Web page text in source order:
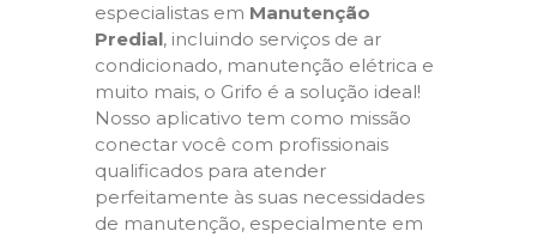
especialistas em Manutenção
Predial, incluindo serviços de ar
condicionado, manutenção elétrica e
muito mais, o Grifo é a solução ideal!
Nosso aplicativo tem como missão
conectar você com profissionais
qualificados para atender
perfeitamente às suas necessidades
de manutenção, especialmente em